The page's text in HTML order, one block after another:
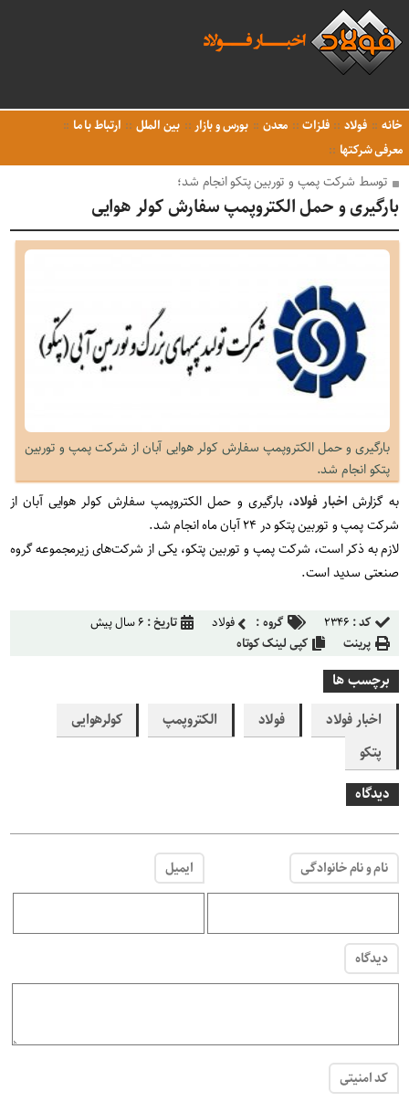
خانه فولاد فلزات معدن بورس و بازار بین الملل
ارتباط با ما
معرفی شرکتها
توسط شرکت پمپ و توربین پتکو انجام شد؛
بارگیری و حمل الکتروپمپ سفارش کولر هوایی
بارگیری و حمل الکتروپمپ سفارش کولر هوایی آبان از شرکت پمپ و توربین
پتکو انجام شد.
به گزارش اخبار فولاد، بارگیری و حمل الکتروپمپ سفارش کولر هوایی آبان از
شرکت پمپ و توربین پتکو در ۲۴ آبان ماه انجام شد.
لازم به ذکر است، شرکت پمپ و توربین پتکو، یکی از شرکت‌های زیرمجموعه گروه
صنعتی سدید است.
کد : ۲۳۴۶ گروه : فولاد تاریخ : ۶ سال پیش
پرینت
کپی لینک کوتاه
برچسب ها
اخبار فولاد
فولاد الکتروپمپ
کولرهوایی
پتکو
دیدگاه
نام و نام خانوادگی ایمیل
دیدگاه
کد امنیتی